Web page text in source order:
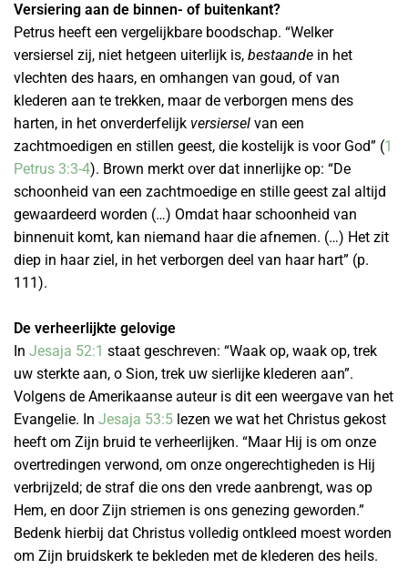
Versiering aan de binnen- of buitenkant?
Petrus heeft een vergelijkbare boodschap. “Welker
versiersel zij, niet hetgeen uiterlijk is, bestaande in het
vlechten des haars, en omhangen van goud, of van
klederen aan te trekken, maar de verborgen mens des
harten, in het onverderfelijk versiersel van een
zachtmoedigen en stillen geest, die kostelijk is voor God” (1
Petrus 3:3-4). Brown merkt over dat innerlijke op: “De
schoonheid van een zachtmoedige en stille geest zal altijd
gewaardeerd worden (…) Omdat haar schoonheid van
binnenuit komt, kan niemand haar die afnemen. (…) Het zit
diep in haar ziel, in het verborgen deel van haar hart” (p.
111).
De verheerlijkte gelovige
In Jesaja 52:1 staat geschreven: “Waak op, waak op, trek
uw sterkte aan, o Sion, trek uw sierlijke klederen aan”.
Volgens de Amerikaanse auteur is dit een weergave van het
Evangelie. In Jesaja 53:5 lezen we wat het Christus gekost
heeft om Zijn bruid te verheerlijken. “Maar Hij is om onze
overtredingen verwond, om onze ongerechtigheden is Hij
verbrijzeld; de straf die ons den vrede aanbrengt, was op
Hem, en door Zijn striemen is ons genezing geworden.”
Bedenk hierbij dat Christus volledig ontkleed moest worden
om Zijn bruidskerk te bekleden met de klederen des heils.